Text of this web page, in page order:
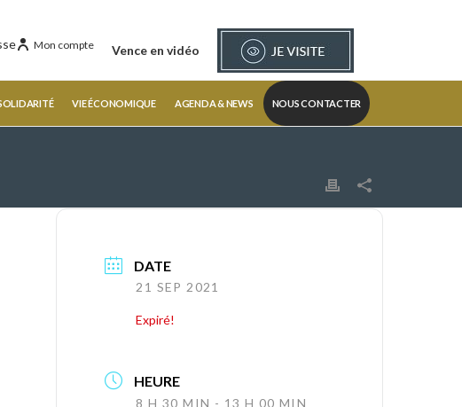
Vence en vidéo
Mon compte
VIE ÉCONOMIQUE AGENDA & NEWS NOUS CONTACTER
DATE
21 SEP 2021
Expiré!
HEURE
8 H 30 MIN - 13 H 00 MIN